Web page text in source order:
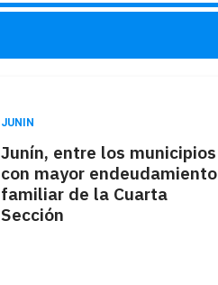
JUNIN
Junín, entre los municipios
con mayor endeudamiento
familiar de la Cuarta
Sección